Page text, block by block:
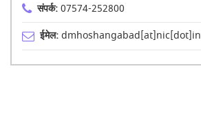
संपर्क:07574-252800
ईमेल:dmhoshangabad[at]nic[dot]in